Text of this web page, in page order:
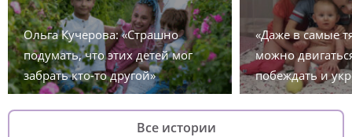
Ольга Кучерова: «Страшно
подумать, что этих детей мог
забрать кто-то другой»
«Даже в самые
можно
побеждать и
Все истории